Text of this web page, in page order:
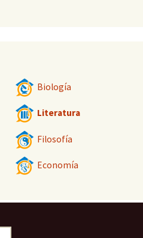
Biología
Literatura
Filosofía
Economía